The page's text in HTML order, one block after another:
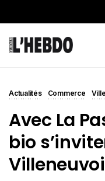
Actualités Commerce
Avec La
bio